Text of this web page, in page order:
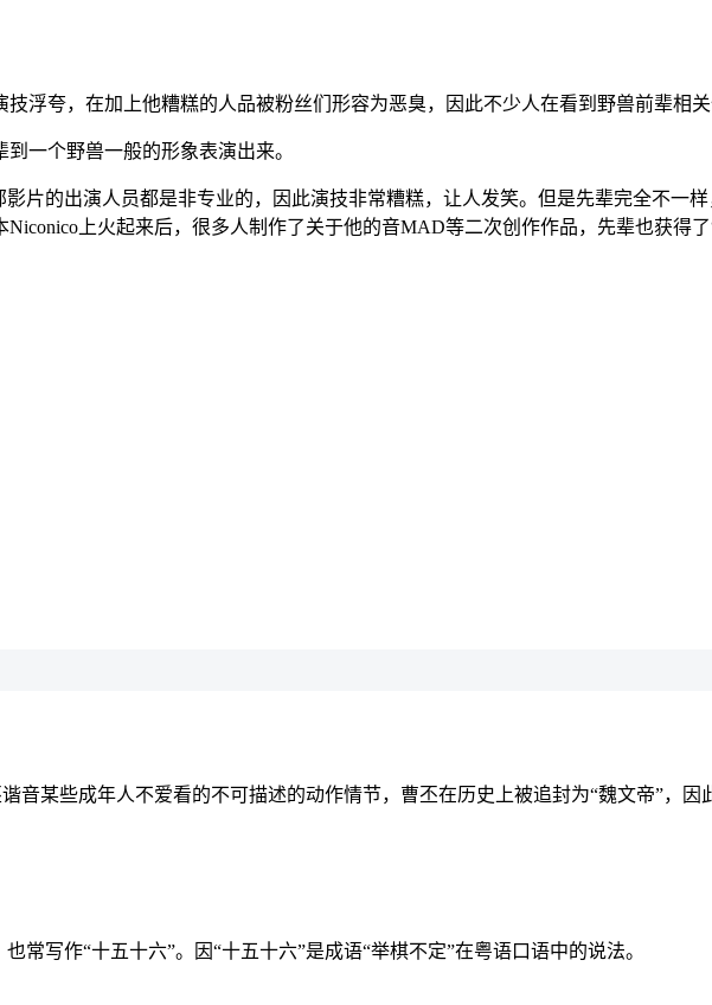
浮夸，在加上他糟糕的人品被粉丝们形容为恶臭，因此不少人在看到野兽前辈相关
一个野兽一般的形象表演出来。
片的出演人员都是非专业的，因此演技非常糟糕，让人发笑。但是先辈完全不一
上火起来后，很多人制作了关于他的音MAD等二次创作作品，先辈也获得
音某些成年人不爱看的不可描述的动作情节，曹丕在历史上被追封为“魏文帝”，因
常写作“十五十六”。因“十五十六”是成语“举棋不定”在粤语口语中的说法。